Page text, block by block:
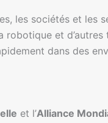
les sociétés et les
et
dans des
et l’Alliance